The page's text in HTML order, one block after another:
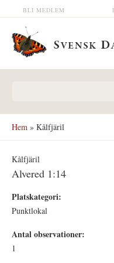
Hoppa till huvudinnehåll
BLI MEDLEM
Hem » Kålfjäril
Kålfjäril
Alvered 1:14
Platskategori:
Punktlokal
Antal observationer:
1